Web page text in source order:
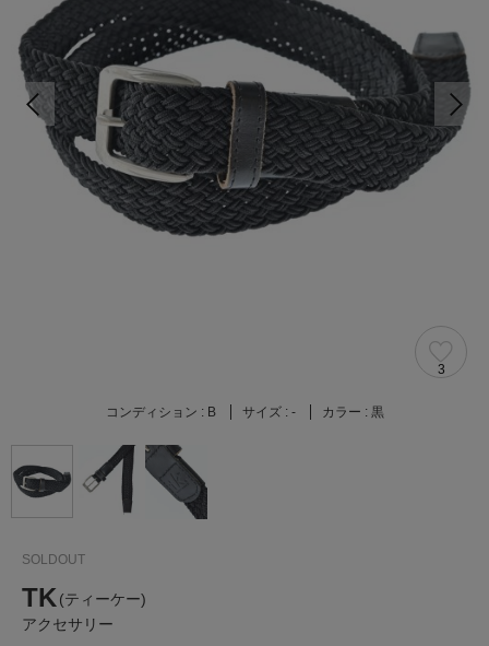
3
コンディション : B サイズ : - カラー : 黒
SOLDOUT
TK (ティーケー)
アクセサリー